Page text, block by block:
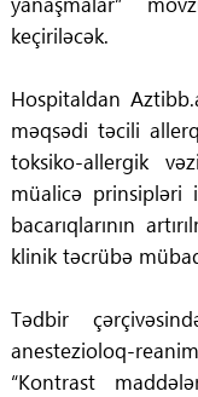
keçiriləcək.
Hospitaldan
məqsədi təcili
toksiko-allergik
müalicə prinsipləri
bacarıqlarının
klinik təcrübə
Tədbir
anestezioloq-
“Kontrast